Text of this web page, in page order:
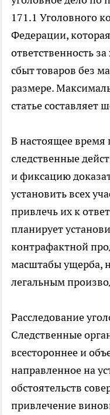
171.1 Уголовного
Федерации,
ответственность
сбыт товаров без
размере.
статье составляет
В настоящее время
следственные
и фиксацию
установить всех
привлечь их к
планирует
контрафактной
масштабы ущерба,
легальным
Расследование
Следственные
всестороннее и
направленное на
обстоятельств
привлечение